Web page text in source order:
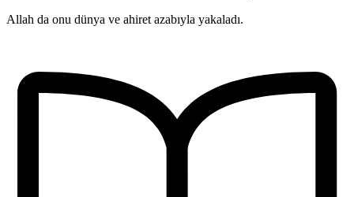
Allah da onu dünya ve ahiret azabıyla yakaladı.